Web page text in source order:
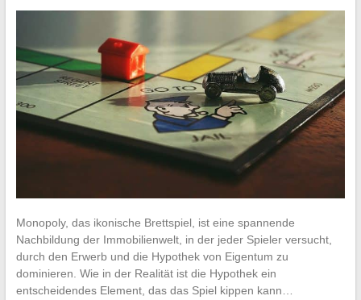
Monopoly, das ikonische Brettspiel, ist eine spannende
Nachbildung der Immobilienwelt, in der jeder Spieler versucht,
durch den Erwerb und die Hypothek von Eigentum zu
dominieren. Wie in der Realität ist die Hypothek ein
entscheidendes Element, das das Spiel kippen kann…